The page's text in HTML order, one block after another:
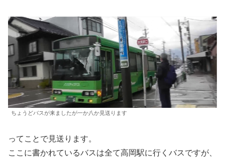
ちょうどバスが来ましたが一か八か見送ります
ってことで見送ります。
ここに書かれているバスは全て高岡駅に行くバスですが、